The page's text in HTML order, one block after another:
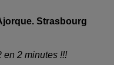
Strasbourg
en 2 minutes !!!